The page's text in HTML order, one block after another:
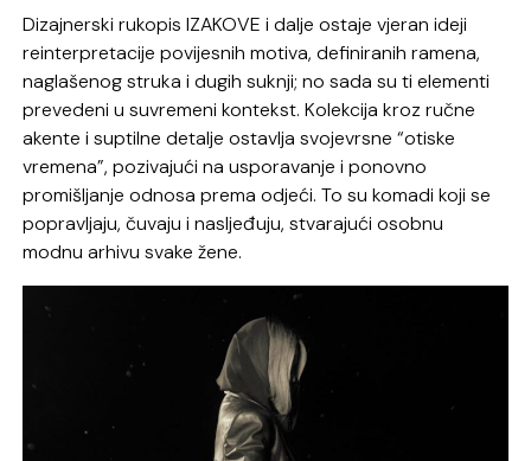
Dizajnerski rukopis IZAKOVE i dalje ostaje vjeran ideji
reinterpretacije povijesnih motiva, definiranih ramena,
naglašenog struka i dugih suknji; no sada su ti elementi
prevedeni u suvremeni kontekst. Kolekcija kroz ručne
akente i suptilne detalje ostavlja svojevrsne “otiske
vremena”, pozivajući na usporavanje i ponovno
promišljanje odnosa prema odjeći. To su komadi koji se
popravljaju, čuvaju i nasljeđuju, stvarajući osobnu
modnu arhivu svake žene.